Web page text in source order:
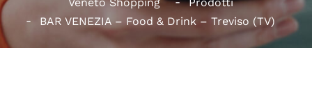
BAR VENEZIA – Food & Drink – Treviso (TV)